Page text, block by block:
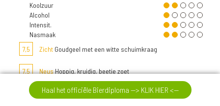
Koolzuur
Alcohol
Intensit.
Nasmaak
7,5
Zicht Goudgeel met een witte schuimkraag
7,5 NeusHoppig, kruidig, beetje zoet
7,5 SmaakFijne smaak.
Haal het officiële Bierdiploma --> KLIK HIER <--